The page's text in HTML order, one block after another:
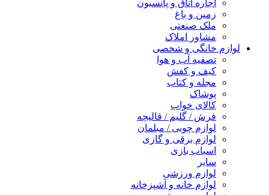
اجاره اتاق و پانسیون
زمین و باغ
ملک صنعتی
مشاور املاک
لوازم خانگی و شخصی
تصفیه آب و هوا
کیف و کفش
مجله و کتاب
پوشاک
کالای خواب
فرش / گلیم / قالیچه
لوازم چوبی / مبلمان
لوازم برقی و گازی
اسباب بازی
سایر
لوازم ورزشی
لوازم خانه و آشپزخانه